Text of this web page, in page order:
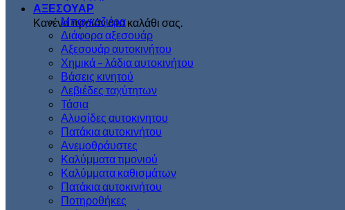
Κανένα προϊόν στο καλάθι σας.
ΑΞΕΣΟΥΑΡ
Μπαγκαζιέρα
Διάφορα αξεσουάρ
Αξεσουάρ αυτοκινήτου
Χημικά – λάδια αυτοκινήτου
Βάσεις κινητού
Λεβιέδες ταχύτητων
Τάσια
Αλυσίδες αυτοκινητου
Πατάκια αυτοκινήτου
Ανεμοθράυστες
Καλύμματα τιμονιού
Καλύμματα καθισμάτων
Πατάκια αυτοκινήτου
Ποτηροθήκες